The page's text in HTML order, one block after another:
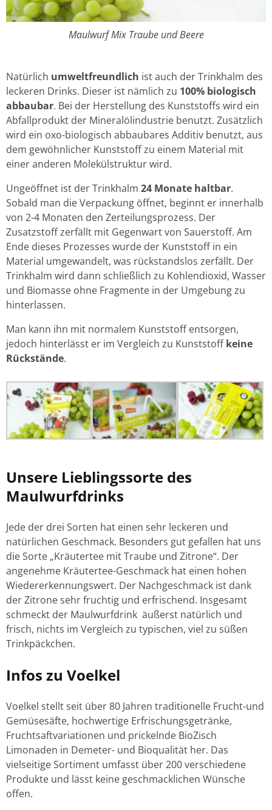
Maulwurf Mix Traube und Beere
Natürlich umweltfreundlich ist auch der Trinkhalm des
leckeren Drinks. Dieser ist nämlich zu 100% biologisch
abbaubar. Bei der Herstellung des Kunststoffs wird ein
Abfallprodukt der Mineralölindustrie benutzt. Zusätzlich
wird ein oxo-biologisch abbaubares Additiv benutzt, aus
dem gewöhnlicher Kunststoff zu einem Material mit
einer anderen Molekülstruktur wird.
Ungeöffnet ist der Trinkhalm 24 Monate haltbar.
Sobald man die Verpackung öffnet, beginnt er innerhalb
von 2-4 Monaten den Zerteilungsprozess. Der
Zusatzstoff zerfällt mit Gegenwart von Sauerstoff. Am
Ende dieses Prozesses wurde der Kunststoff in ein
Material umgewandelt, was rückstandslos zerfällt. Der
Trinkhalm wird dann schließlich zu Kohlendioxid, Wasser
und Biomasse ohne Fragmente in der Umgebung zu
hinterlassen.
Man kann ihn mit normalem Kunststoff entsorgen,
jedoch hinterlässt er im Vergleich zu Kunststoffkeine
Rückstände.
Unsere Lieblingssorte des
Maulwurfdrinks
Jede der drei Sorten hat einen sehr leckeren und
natürlichen Geschmack. Besonders gut gefallen hat uns
die Sorte „Kräutertee mit Traube und Zitrone“. Der
angenehme Kräutertee-Geschmack hat einen hohen
Wiedererkennungswert. Der Nachgeschmack ist dank
der Zitrone sehr fruchtig und erfrischend. Insgesamt
schmeckt der Maulwurfdrink äußerst natürlich und
frisch, nichts im Vergleich zu typischen, viel zu süßen
Trinkpäckchen.
Infos zu Voelkel
Voelkel stellt seit über 80 Jahren traditionelle Frucht-und
Gemüsesäfte, hochwertige Erfrischungsgetränke,
Fruchtsaftvariationen und prickelnde BioZisch
Limonaden in Demeter- und Bioqualität her. Das
vielseitige Sortiment umfasst über 200 verschiedene
Produkte und lässt keine geschmacklichen Wünsche
offen.